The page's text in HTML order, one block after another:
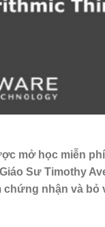
mở học miễn
Sư Timothy
nhận và bỏ